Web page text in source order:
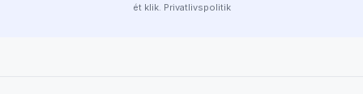
ét klik. Privatlivspolitik